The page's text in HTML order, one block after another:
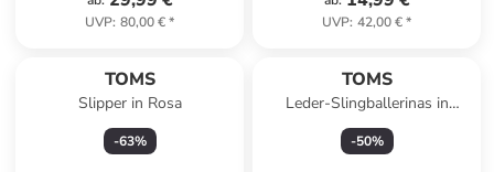
UVP: 80,00 €* UVP: 42,00 €*
TOMS
Slipper in Rosa
-63%
TOMS
Leder-Slingballerinas in
Schwarz
-50%